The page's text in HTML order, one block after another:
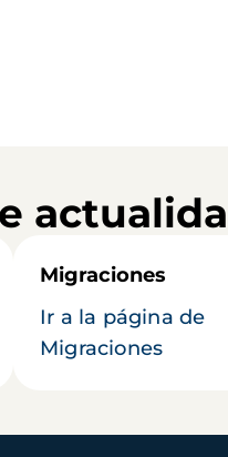
Migraciones
Ir a la página de
Migraciones